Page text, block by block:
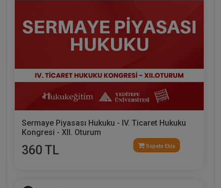
Sermaye Piyasası Hukuku - IV. Ticaret Hukuku
Kongresi - XII. Oturum
360 TL Sepete Ekle